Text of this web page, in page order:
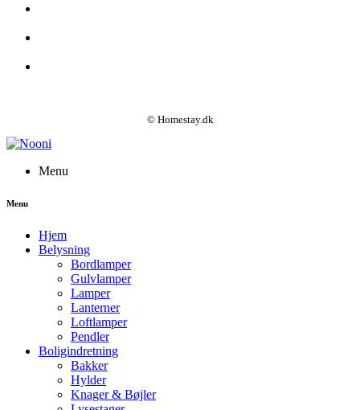
© Homestay.dk
Menu
Menu
Hjem
Belysning
Bordlamper
Gulvlamper
Lamper
Lanterner
Loftlamper
Pendler
Boligindretning
Bakker
Hylder
Knager & Bøjler